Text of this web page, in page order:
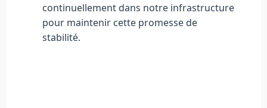
continuellement dans notre infrastructure
pour maintenir cette promesse de
stabilité.